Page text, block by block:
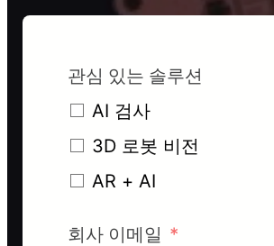
관심 있는 솔루션
AI 검사
3D 로봇 비전
AR + AI
회사 이메일